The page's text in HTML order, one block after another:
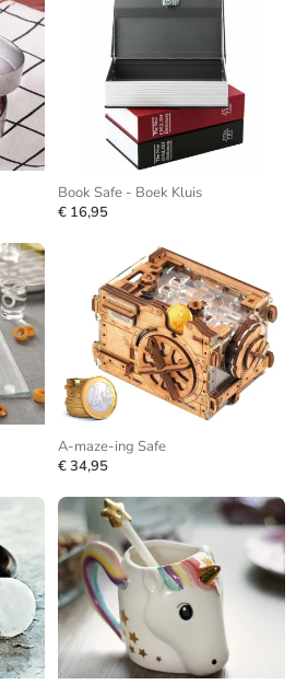
Book Safe - Boek Kluis
€ 16,95
A-maze-ing Safe
€ 34,95